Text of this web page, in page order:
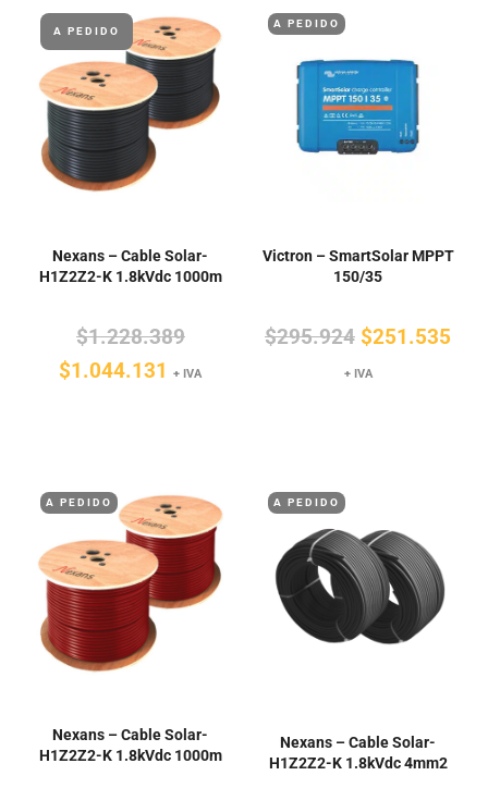
A PEDIDO
Nexans – Cable Solar-
H1Z2Z2-K 1.8kVdc 1000m
$1.228.389El
precio
$1.044.131 El
$1.044.131.
+ IVA
A PEDIDO
Victron – SmartSolar MPPT
150/35
$295.924 El
precio
$251.535
+ IVA
A PEDIDO
Nexans – Cable Solar-
H1Z2Z2-K 1.8kVdc 1000m
A PEDIDO
Nexans – Cable Solar-
H1Z2Z2-K 1.8kVdc 4mm2